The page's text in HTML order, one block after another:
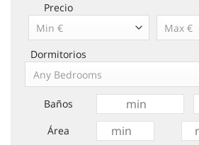
Precio
Min €
Max €
Dormitorios
Any Bedrooms
Baños
Área